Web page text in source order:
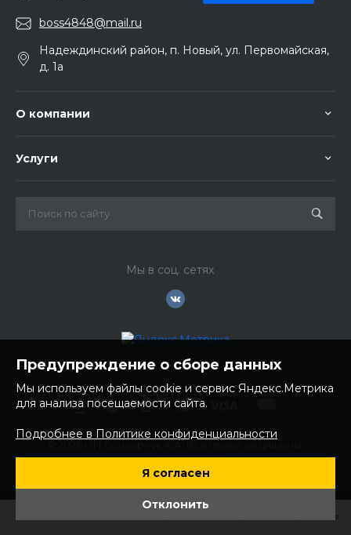
boss4848@mail.ru
Надеждинский район, п. Новый, ул. Первомайская,
д. 1а
О компании
Услуги
Мы в соц. сетях
ИНН: 252100758085
ОГРНИП: 304250236200270
Юр. адрес: 692481 Приморский край, Надеждинский район,
с. Вольно- Надеждинское, ул. Торопова 12
Предупреждение о сборе данных
Мы используем файлы cookie и сервис Яндекс.Метрика
для анализа посещаемости сайта.
Подробнее в Политике конфиденциальности
Я согласен
Отклонить